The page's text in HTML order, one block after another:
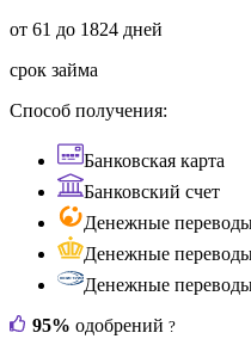
от 61 до 1824 дней
срок займа
Способ получения:
Банковская карта
Банковский счет
Денежные
Денежные
Денежные
95% одобрений ?